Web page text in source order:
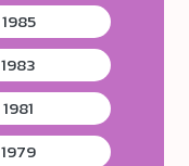
1985
1983
1981
1979